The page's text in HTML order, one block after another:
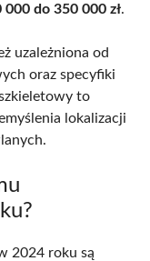
000 do 350 000 zł.
uzależniona od
oraz specyfiki
to
lokalizacji
2024 roku są